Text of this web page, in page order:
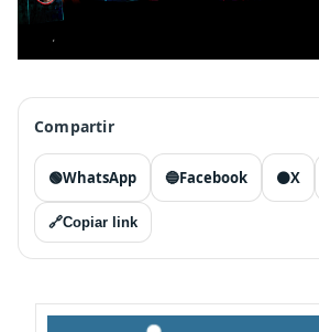
Compartir
🟢WhatsApp 🔵Facebook ⚫X
🔗Copiar link